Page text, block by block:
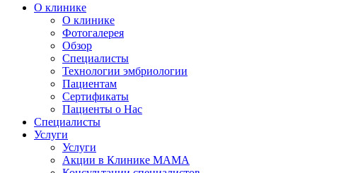
О клинике
О клинике
Фотогалерея
Обзор
Специалисты
Технологии эмбриологии
Пациентам
Сертификаты
Пациенты о Нас
Специалисты
Услуги
Услуги
Акции в Клинике МАМА